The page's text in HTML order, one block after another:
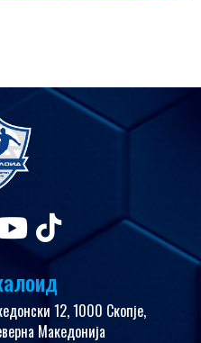
12, 1000 Скопје,
Македонија